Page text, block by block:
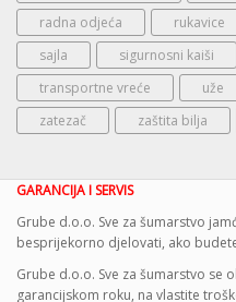
radna odjeća
rukavice
sajla
sigurnosni kaiši
transportne vreće
uže
zatezač
zaštita bilja
GARANCIJA I SERVIS
Grube d.o.o. Sve za šumarstvo
besprijekorno djelovati, ako
Grube d.o.o. Sve za šumarstvo se
garancijskom roku, na vlastite